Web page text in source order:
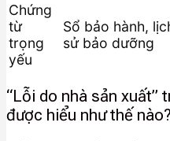
Chứng
từ
trọng
yếu
Sổ bảo hành,
sử bảo dưỡng
“Lỗi do nhà sản xuất”
được hiểu như thế nào?